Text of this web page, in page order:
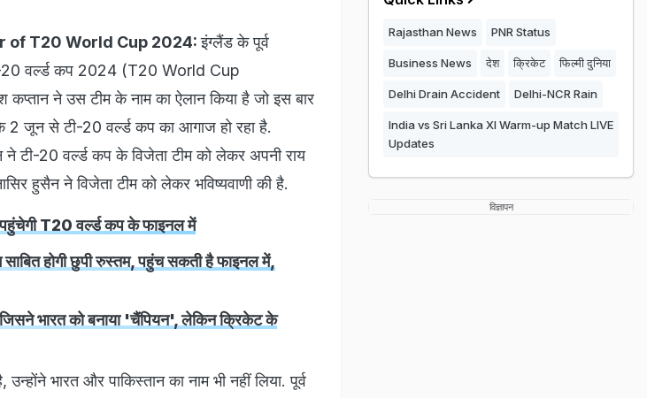
of T20 World Cup 2024:इंग्लैंड के पूर्व
20 वर्ल्ड कप 2024 (T20 World Cup
कप्तान ने उस टीम के नाम का ऐलान किया है जो इस बार
2 जून से टी-20 वर्ल्ड कप का आगाज हो रहा है.
टी-20 वर्ल्ड कप के विजेता टीम को लेकर अपनी राय
हुसैन ने विजेता टीम को लेकर भविष्यवाणी की है.
पहुंचेगी T20 वर्ल्ड कप के फाइनल में
होगी छुपी रुस्तम, पहुंच सकती है फाइनल में,
जिसने भारत को बनाया 'चैंपियन', लेकिन क्रिकेट के
भारत और पाकिस्तान का नाम भी नहीं लिया. पूर्व
Rajasthan News PNR Status
Business News देश क्रिकेट फिल्मी दुनिया
Delhi Drain Accident Delhi-NCR Rain
India vs Sri Lanka XI Warm-up Match LIVE
Updates
विज्ञापन